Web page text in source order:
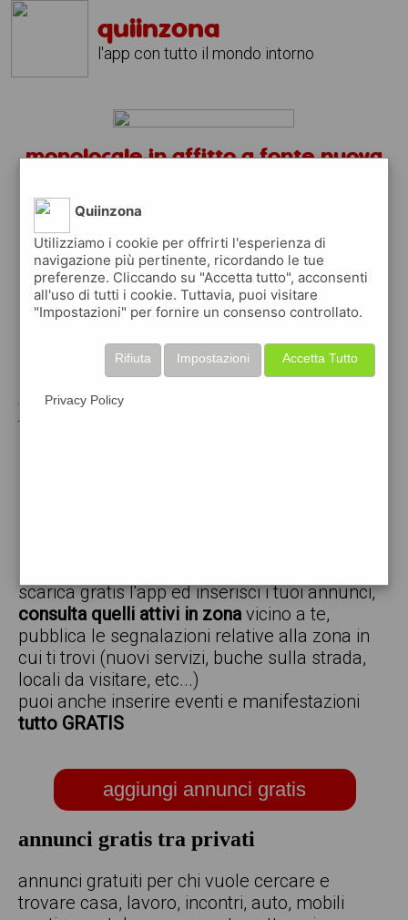
quiinzona
l'app con tutto il mondo intorno
monolocale in affitto a fonte nuova
scarica gratis l'app
↴
scarica gratis app
pubblica gratis i tuoi annunci
con quiinzona puoi inserire gratuitamente i
tuoi annunci per :
scarica gratis l'app ed inserisci i tuoi annunci,
consulta quelli attivi in zona vicino a te,
pubblica le segnalazioni relative alla zona in
cui ti trovi (nuovi servizi, buche sulla strada,
locali da visitare, etc...)
puoi anche inserire eventi e manifestazioni
tutto GRATIS
aggiungi annunci gratis
annunci gratis tra privati
annunci gratuiti per chi vuole cercare e
trovare casa, lavoro, incontri, auto, mobili
Quiinzona
Utilizziamo i cookie per offrirti l'esperienza di
navigazione più pertinente, ricordando le tue
preferenze. Cliccando su "Accetta tutto", acconsenti
all'uso di tutti i cookie. Tuttavia, puoi visitare
"Impostazioni" per fornire un consenso controllato.
Accetta Tutto
Impostazioni
Rifiuta
Privacy Policy